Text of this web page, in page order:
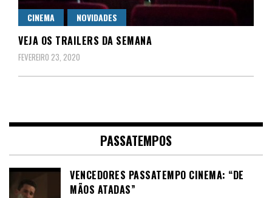
CINEMA NOVIDADES
VEJA OS TRAILERS DA SEMANA
FEVEREIRO 23, 2020
PASSATEMPOS
VENCEDORES PASSATEMPO CINEMA: “DE
MÃOS ATADAS”